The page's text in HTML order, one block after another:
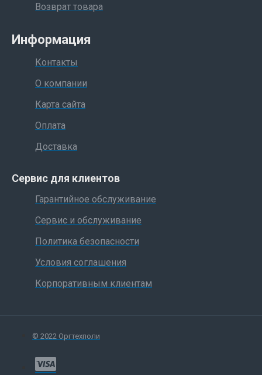
Возврат товара
Информация
Контакты
О компании
Карта сайта
Оплата
Доставка
Сервис для клиентов
Гарантийное обслуживание
Сервис и обслуживание
Политика безопасности
Условия соглашения
Корпоративным клиентам
© 2022 Оргтехполи